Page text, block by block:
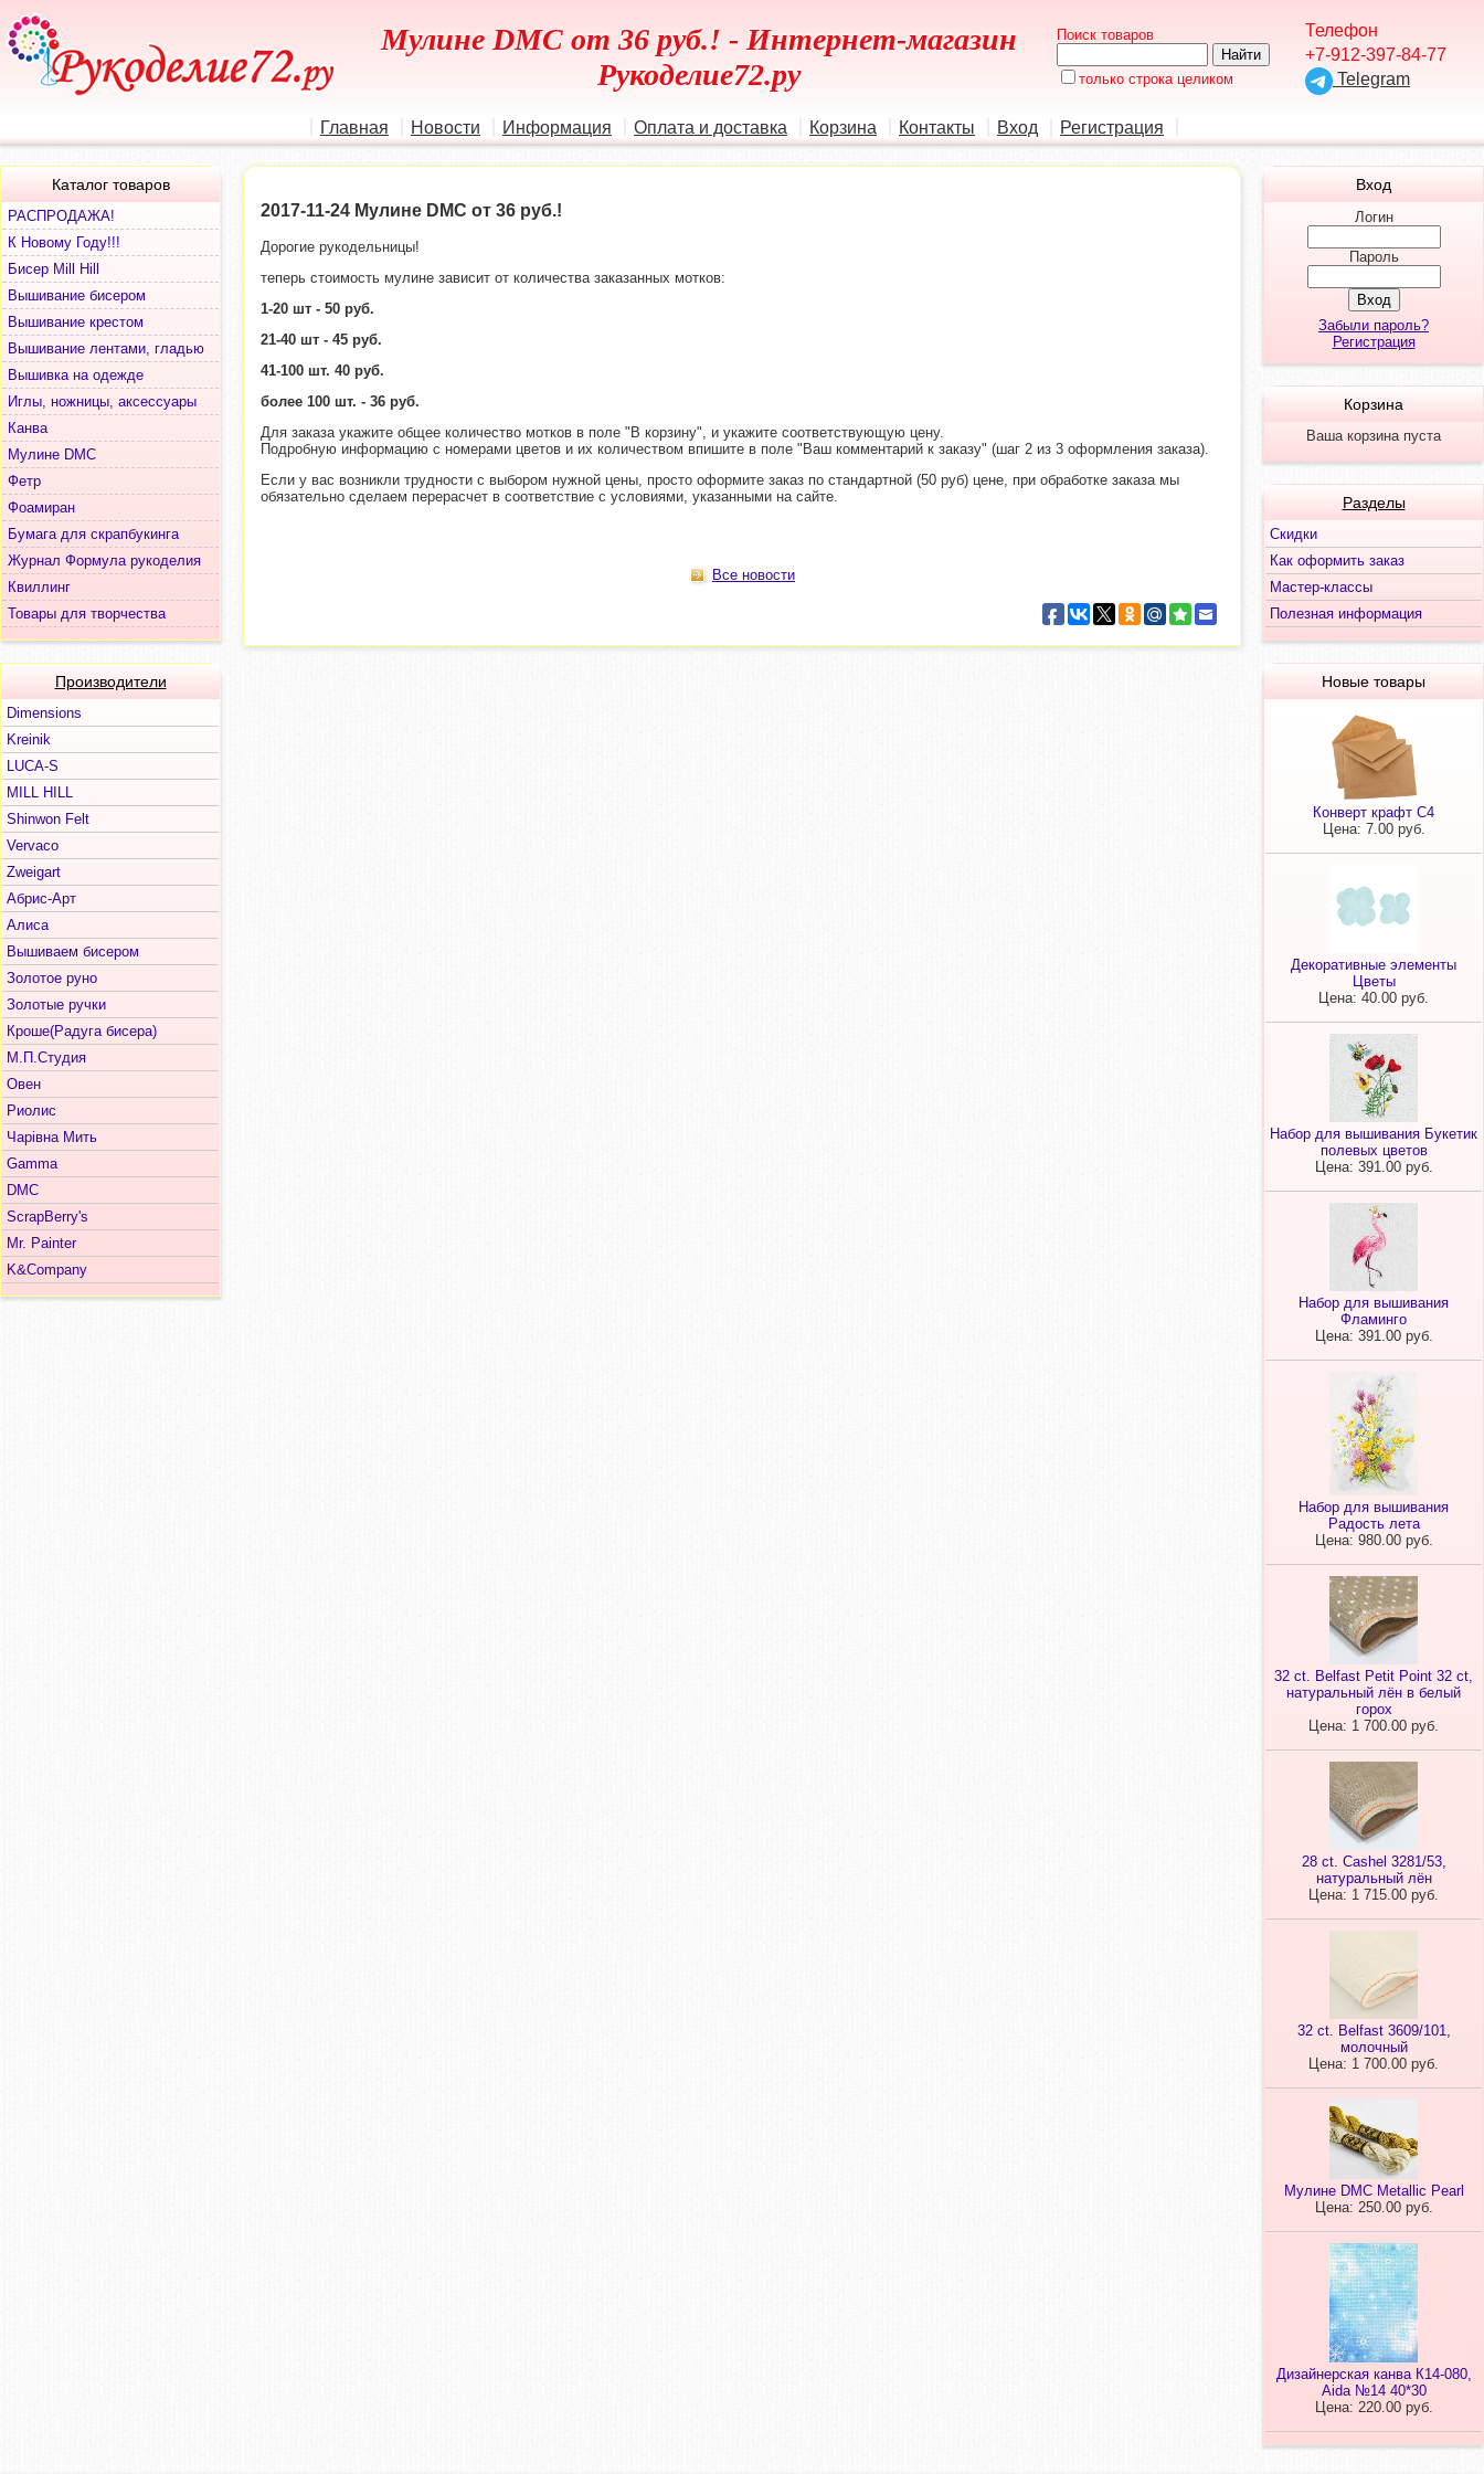
Мулине DMC от 36 руб.! - Интернет-магазин
Рукоделие72.ру
Поиск товаров
только строка целиком
Телефон
+7-912-397-84-77
Telegram
Главная Новости Информация Оплата и доставка Корзина Контакты Вход Регистрация
Каталог товаров
РАСПРОДАЖА!
К Новому Году!!!
Бисер Mill Hill
Вышивание бисером
Вышивание крестом
Вышивание лентами, гладью
Вышивка на одежде
Иглы, ножницы, аксессуары
Канва
Мулине DMC
Фетр
Фоамиран
Бумага для скрапбукинга
Журнал Формула рукоделия
Квиллинг
Товары для творчества
Производители
Dimensions
Kreinik
LUCA-S
MILL HILL
Shinwon Felt
Vervaco
Zweigart
Абрис-Арт
Алиса
Вышиваем бисером
Золотое руно
Золотые ручки
Кроше(Радуга бисера)
М.П.Студия
Овен
Риолис
Чарiвна Мить
Gamma
DMC
ScrapBerry's
Mr. Painter
K&Company
2017-11-24 Мулине DMC от 36 руб.!
Дорогие рукодельницы!
теперь стоимость мулине зависит от количества заказанных мотков:
1-20 шт - 50 руб.
21-40 шт - 45 руб.
41-100 шт. 40 руб.
более 100 шт. - 36 руб.
Для заказа укажите общее количество мотков в поле "В корзину", и укажите соответствующую цену.
Подробную информацию с номерами цветов и их количеством впишите в поле "Ваш комментарий к заказу" (шаг 2 из 3 оформления заказа).
Если у вас возникли трудности с выбором нужной цены, просто оформите заказ по стандартной (50 руб) цене, при обработке заказа мы
обязательно сделаем перерасчет в соответствие с условиями, указанными на сайте.
Все новости
Вход
Логин
Пароль
Забыли пароль?
Регистрация
Корзина
Ваша корзина пуста
Разделы
Скидки
Как оформить заказ
Мастер-классы
Полезная информация
Новые товары
Конверт крафт С4
Цена: 7.00 руб.
Декоративные элементы
Цветы
Цена: 40.00 руб.
Набор для вышивания Букетик
полевых цветов
Цена: 391.00 руб.
Набор для вышивания
Фламинго
Цена: 391.00 руб.
Набор для вышивания
Радость лета
Цена: 980.00 руб.
32 ct. Belfast Petit Point 32 ct,
натуральный лён в белый
горох
Цена: 1 700.00 руб.
28 ct. Cashel 3281/53,
натуральный лён
Цена: 1 715.00 руб.
32 ct. Belfast 3609/101,
молочный
Цена: 1 700.00 руб.
Мулине DMC Metallic Pearl
Цена: 250.00 руб.
Дизайнерская канва К14-080,
Aida №14 40*30
Цена: 220.00 руб.